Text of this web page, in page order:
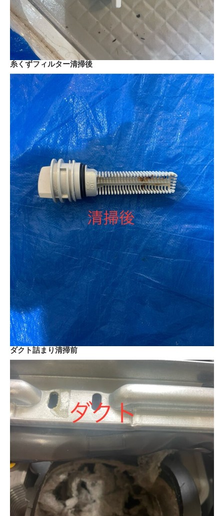
糸くずフィルター清掃後
ダクト詰まり清掃前